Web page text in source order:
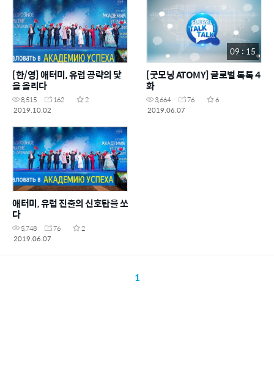
[한/영] 애터미, 유럽 공략의 닻
을 올리다
8,515 162
2
2019.10.02
09 : 15
[굿모닝 ATOMY] 글로벌 톡톡 4
화
3,664 76
6
2019.06.07
애터미, 유럽 진출의 신호탄을 쏘
다
5,748 76
2
2019.06.07
1